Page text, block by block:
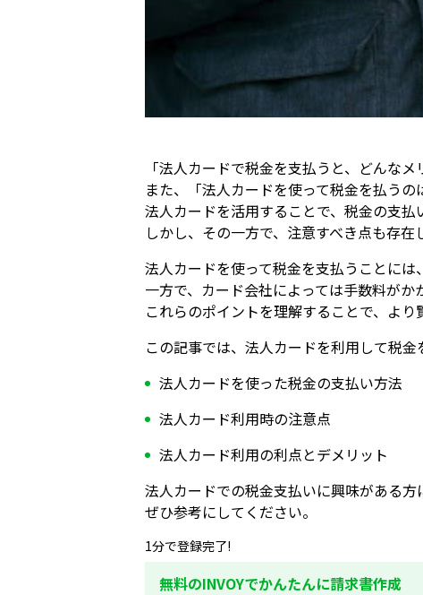
「法人カードで税金を支払うと、どんな
また、「法人カードを使って税金を払う
法人カードを活用することで、税金の支払
しかし、その一方で、注意すべき点も存在
法人カードを使って税金を支払うことには
一方で、カード会社によっては手数料がか
これらのポイントを理解することで、より
この記事では、法人カードを利用して税
法人カードを使った税金の支払い方法
法人カード利用時の注意点
法人カード利用の利点とデメリット
法人カードでの税金支払いに興味がある方
ぜひ参考にしてください。
1分で登録完了!
無料のINVOYでかんたんに請求書作成